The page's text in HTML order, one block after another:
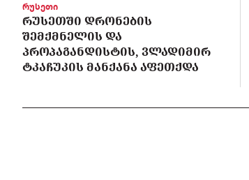
რუსეთი
ᲠᲣᲡᲔᲗᲨᲘ ᲓᲠᲝᲜᲔᲑᲘᲡ
ᲨᲔᲛᲥᲛᲜᲔᲚᲘᲡ ᲓᲐ
ᲞᲠᲝᲞᲐᲒᲐᲜᲓᲘᲡᲢᲘᲡ, ᲕᲚᲐᲓᲘᲛᲘᲠ
ᲢᲙᲐᲩᲣᲙᲘᲡ ᲛᲐᲜᲥᲐᲜᲐ ᲐᲤᲔᲗᲥᲓᲐ